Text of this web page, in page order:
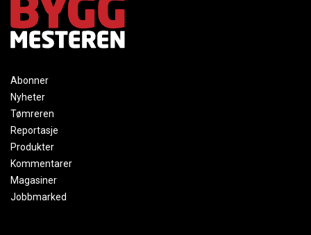
Abonner
Nyheter
Tømreren
Reportasje
Produkter
Kommentarer
Magasiner
Jobbmarked